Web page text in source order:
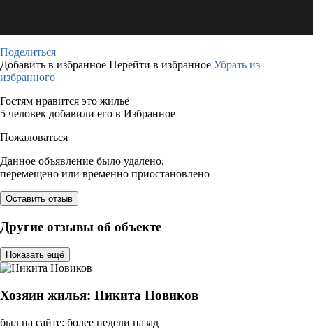
Поделиться
Добавить в избранное Перейти в избранное Убрать из
избранного
Гостям нравится это жильё
5 человек добавили его в Избранное
Пожаловаться
Данное объявление было удалено,
перемещено или временно приостановлено
Оставить отзыв
Другие отзывы об объекте
Показать ещё
Хозяин жилья: Никита Новиков
был на сайте: более недели назад